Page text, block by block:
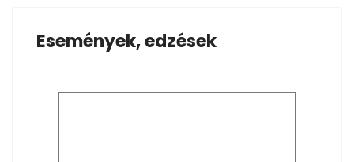
Események, edzések